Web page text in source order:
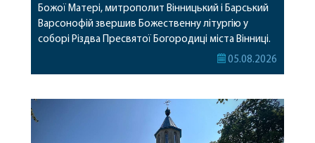
Божої Матері, митрополит Вінницький і Барський
Варсонофій звершив Божественну літургію у
соборі Різдва Пресвятої Богородиці міста Вінниці.
Його Високопреосвященству співслужили
священному сані. Під час богослужіння підносилися
особливі молитви за мир в Україні, за воїнів, які
05.08.2026